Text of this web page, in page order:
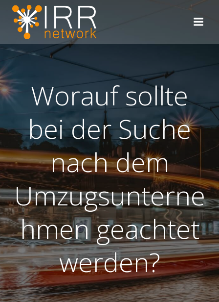
Worauf sollte
bei der Suche
nach dem
Umzugsunterne
hmen geachtet
werden?